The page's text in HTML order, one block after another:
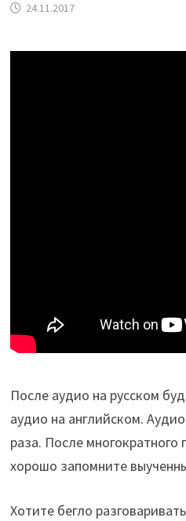
24.11.2017
После аудио на русском
аудио на английском.
раза. После
хорошо запомните
Хотите бегло